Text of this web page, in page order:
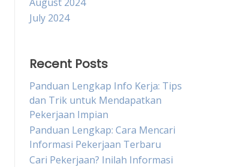
July 2024
Recent Posts
Panduan Lengkap Info Kerja: Tips
dan Trik untuk Mendapatkan
Pekerjaan Impian
Panduan Lengkap: Cara Mencari
Informasi Pekerjaan Terbaru
Cari Pekerjaan? Inilah Informasi